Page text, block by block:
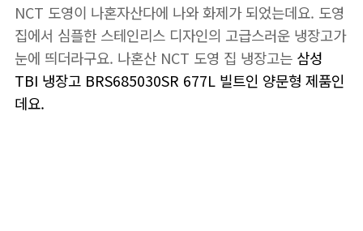
NCT 도영이 나혼자산다에 나와 화제가 되었는데요. 도영
집에서 심플한 스테인리스 디자인의 고급스러운 냉장고가
눈에 띄더라구요. 나혼산 NCT 도영 집 냉장고는 삼성
TBI 냉장고 BRS685030SR 677L 빌트인 양문형 제품인
데요.